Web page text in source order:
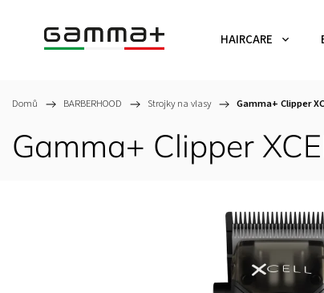
HAIRCARE
Domů / BARBERHOOD / Strojky na vlasy / Gamma+ Clipper
Gamma+ Clipper